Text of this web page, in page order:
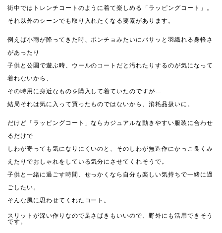
街中ではトレンチコートのように着て楽しめる「ラッピングコート」。
それ以外のシーンでも取り入れたくなる要素があります。
例えば小雨が降ってきた時、ポンチョみたいにバサッと羽織れる身軽さ
があったり
子供と公園で遊ぶ時、ウールのコートだと汚れたりするのが気になって
着れないから、
その時用に身近なものを購入して着ていたのですが…
結局それは気に入って買ったものではないから、消耗品扱いに。
だけど「ラッピングコート」ならカジュアルな動きやすい服装に合わせ
るだけで
しわが寄っても気になりにくいのと、そのしわが無造作にかっこ良くみ
えたりでおしゃれをしている気分にさせてくれそうで。
子供と一緒に過ごす時間、せっかくなら自分も楽しい気持ちで一緒に過
ごしたい。
そんな風に思わせてくれたコート。
スリットが深い作りなので足さばきもいいので、野外にも活用できそう
です。